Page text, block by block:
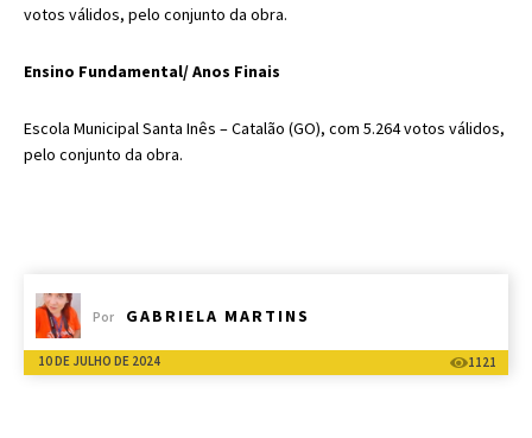
votos válidos, pelo conjunto da obra.
Ensino Fundamental/ Anos Finais
Escola Municipal Santa Inês – Catalão (GO), com 5.264 votos válidos,
pelo conjunto da obra.
Por GABRIELA MARTINS
10 DE JULHO DE 2024 1121